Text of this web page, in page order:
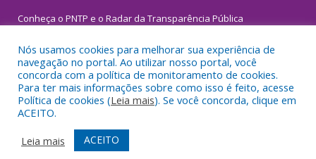
Conheça o PNTP e o Radar da Transparência Pública
Todos os direitos reservados a Prefeitura Municipal de
Inhangapi.
Mapa do Site
Acessar Área Administrativa
Acessar Webmail
Nós usamos cookies para melhorar sua experiência de
navegação no portal. Ao utilizar nosso portal, você
concorda com a política de monitoramento de cookies.
Para ter mais informações sobre como isso é feito, acesse
Política de cookies (Leia mais). Se você concorda, clique em
ACEITO.
Leia mais
ACEITO